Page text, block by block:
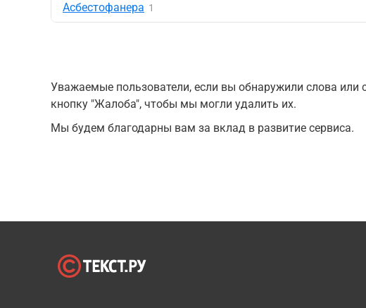
Асбестофанера 1
Уважаемые пользователи, если вы обнаружили слова или
кнопку "Жалоба", чтобы мы могли удалить их.
Мы будем благодарны вам за вклад в развитие сервиса.